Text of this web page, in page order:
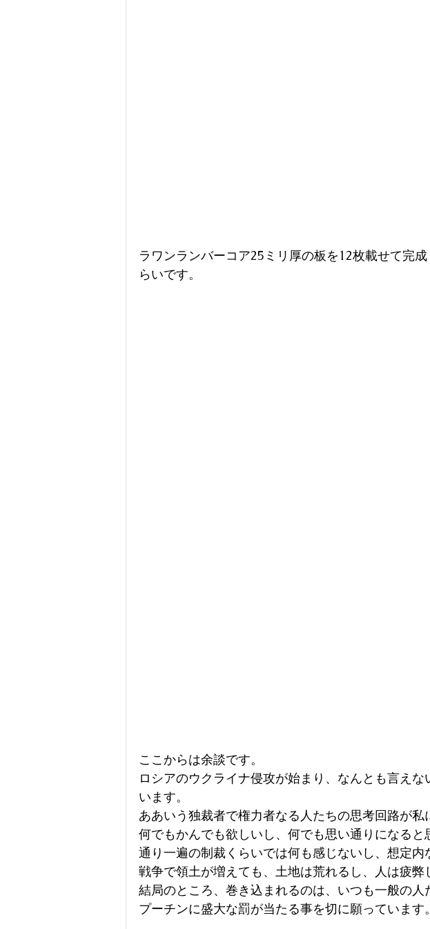
ラワンランバーコア25ミリ厚の板を12枚載せて完
らいです。
ここからは余談です。
ロシアのウクライナ侵攻が始まり、なんとも言え
います。
ああいう独裁者で権力者なる人たちの思考回路が私
何でもかんでも欲しいし、何でも思い通りになると
通り一遍の制裁くらいでは何も感じないし、想定内
戦争で領土が増えても、土地は荒れるし、人は疲弊
結局のところ、巻き込まれるのは、いつも一般の人
プーチンに盛大な罰が当たる事を切に願っています。